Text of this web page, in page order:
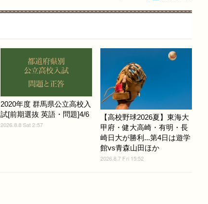
2020年度 群馬県公立高校入
試[前期選抜 英語・問題]4/6
2026.8.8 Sat 2:57
【高校野球2026夏】東海大
甲府・健大高崎・有明・長
崎日大が勝利...第4日は遊学
館vs青森山田ほか
2026.8.7 Fri 15:52